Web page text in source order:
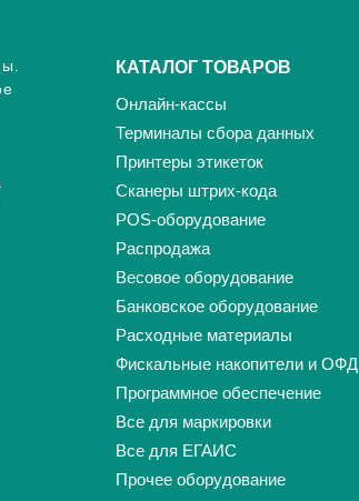
КАТАЛОГ ТОВАРОВ
Онлайн-кассы
Терминалы сбора данных
Принтеры этикеток
Сканеры штрих-кода
POS-оборудование
Распродажа
Весовое оборудование
Банковское оборудование
Расходные материалы
Фискальные накопители и ОФД
Программное обеспечение
Все для маркировки
Все для ЕГАИС
Прочее оборудование